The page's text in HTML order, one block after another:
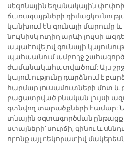
սեզոնային եղանակային
ճառագայթների
կանխում են գունայի մարումը
նույնիսկ ուղիղ արևի լույսի
ապահովելով գունայի
պահպանում ամբողջ
ժամանակահատվածում: Այս
կայունությունը դարձնում է
հարմար լուսամուտների մոտ
բացատրված բնական լույսի
գտնվող տարածքների համար:
տնային օգտագործման
ստայների՝ սուրճի, գինու և
որոնք այլ դեկորատիվ